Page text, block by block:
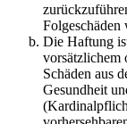
Folgeschäden
Die Haftung
vorsätzlichem
Schäden aus
Gesundheit